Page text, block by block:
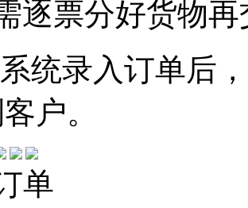
逐票分好货物
统录入订单后
户。
单